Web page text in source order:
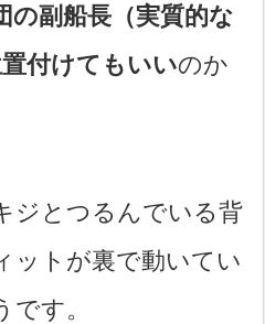
の副船長（実質的な
付けてもいいのか
ジとつるんでいる背
ットが裏で動いてい
す。